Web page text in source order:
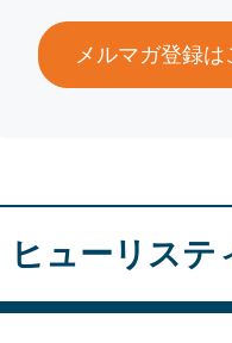
メルマガ登録は
ヒューリステ